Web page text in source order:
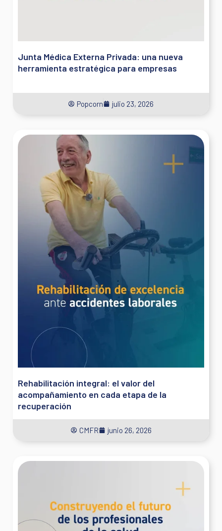
Junta Médica Externa Privada: una nueva
herramienta estratégica para empresas
Popcorn julio 23, 2026
Rehabilitación integral: el valor del
acompañamiento en cada etapa de la
recuperación
CMFR junio 26, 2026